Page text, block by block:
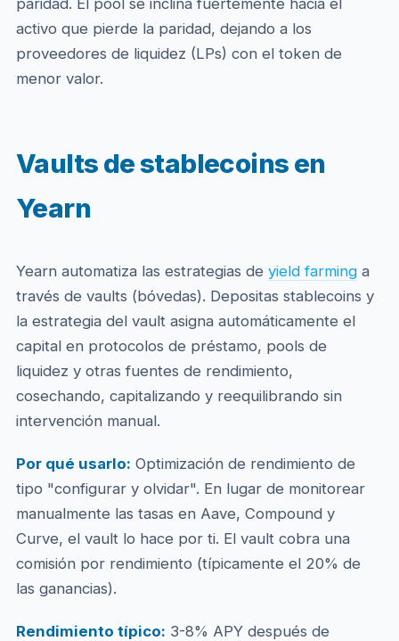
paridad. El pool se inclina fuertemente hacia el
activo que pierde la paridad, dejando a los
proveedores de liquidez (LPs) con el token de
menor valor.
Vaults de stablecoins en
Yearn
Yearn automatiza las estrategias de yield farminga
través de vaults (bóvedas). Depositas stablecoins y
la estrategia del vault asigna automáticamente el
capital en protocolos de préstamo, pools de
liquidez y otras fuentes de rendimiento,
cosechando, capitalizando y reequilibrando sin
intervención manual.
Por qué usarlo: Optimización de rendimiento de
tipo "configurar y olvidar". En lugar de monitorear
manualmente las tasas en Aave, Compound y
Curve, el vault lo hace por ti. El vault cobra una
comisión por rendimiento (típicamente el 20% de
las ganancias).
Rendimiento típico: 3-8% APY después de